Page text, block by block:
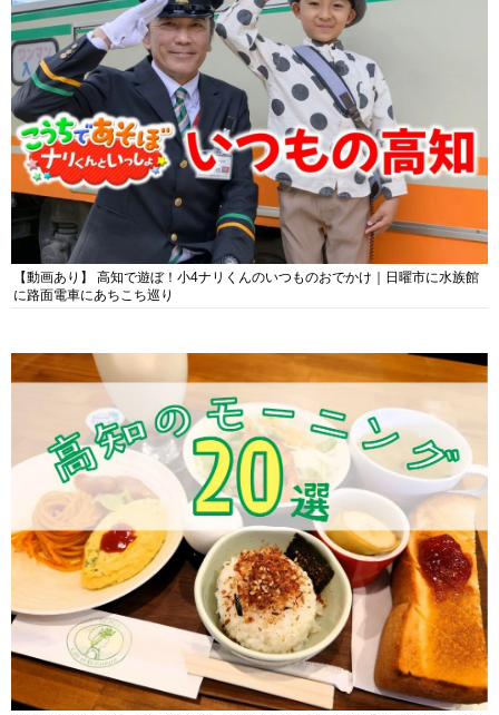
【動画あり】 高知で遊ぼ！小4ナリくんのいつものおでかけ｜日曜市に水族館
に路面電車にあちこち巡り